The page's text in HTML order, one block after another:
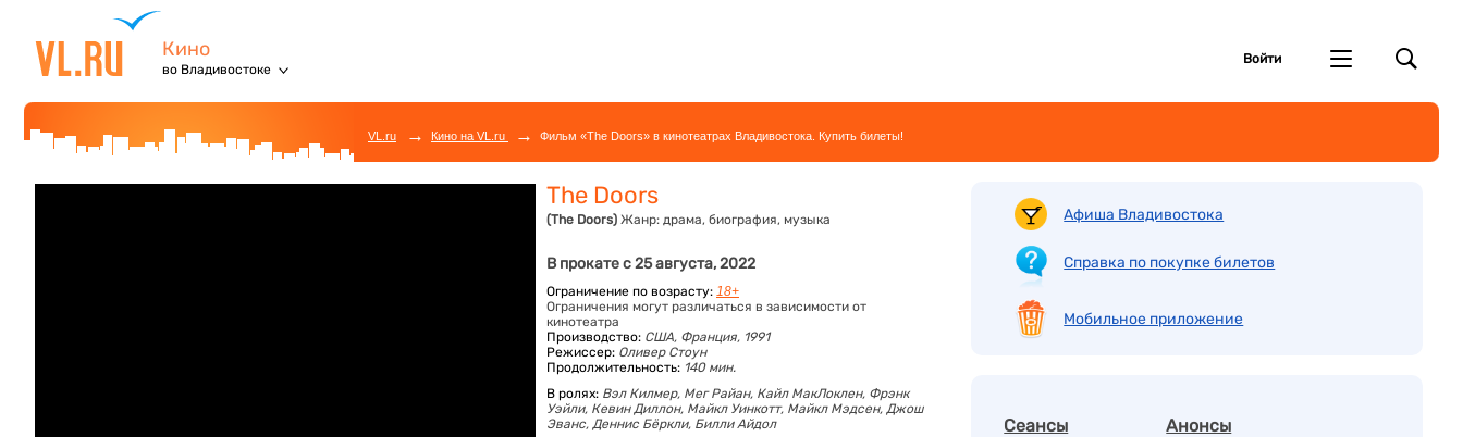
Кино
во Владивостоке
Войти
VL.ru → Кино на VL.ru → Фильм «The Doors» в кинотеатрах Владивостока. Купить билеты!
The Doors
(The Doors) Жанр: драма, биография, музыка
В прокате с 25 августа, 2022
Ограничение по возрасту: 18+
Ограничения могут различаться в зависимости от
кинотеатра
Производство: США, Франция, 1991
Режиссер: Оливер Стоун
Продолжительность: 140 мин.
В ролях: Вэл Килмер, Мег Райан, Кайл МакЛоклен, Фрэнк
Уэйли, Кевин Диллон, Майкл Уинкотт, Майкл Мэдсен, Джош
Эванс, Деннис Бёркли, Билли Айдол
Афиша Владивостока
Справка по покупке билетов
Мобильное приложение
Сеансы Анонсы